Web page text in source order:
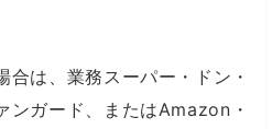
は、業務スーパー・ドン・
ンガード、またはAmazon・